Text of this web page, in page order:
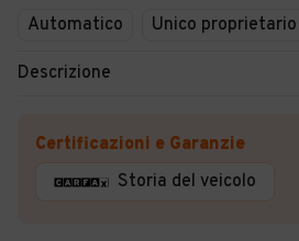
Automatico
Unico proprietario
Descrizione
Certificazioni e Garanzie
Storia del veicolo